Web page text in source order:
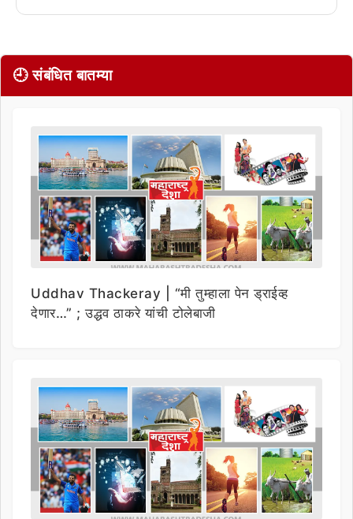
🕘 संबंधित बातम्या
Uddhav Thackeray | “मी तुम्हाला पेन ड्राईव्ह
देणार…” ; उद्धव ठाकरे यांची टोलेबाजी